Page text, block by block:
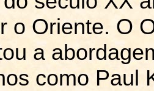
o Oriente. O
a
como Paul